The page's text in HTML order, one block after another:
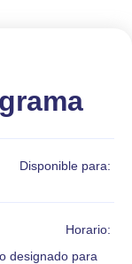
Disponible para:
Horario:
designado para